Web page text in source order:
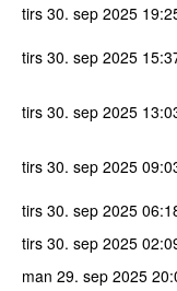
tirs 30. sep 2025
tirs 30. sep 2025
tirs 30. sep 2025
tirs 30. sep 2025
tirs 30. sep 2025
tirs 30. sep 2025
man 29. sep 2025